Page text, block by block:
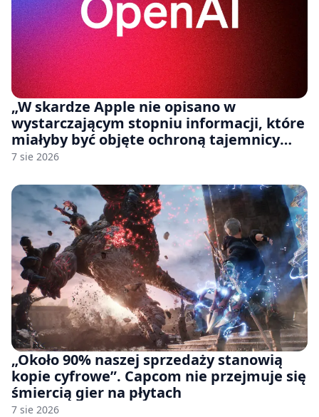
„W skardze Apple nie opisano w
wystarczającym stopniu informacji, które
miałyby być objęte ochroną tajemnicy
handlowej”. OpenAI żąda odrzucenia
7 sie 2026
„Około 90% naszej sprzedaży stanowią
kopie cyfrowe”. Capcom nie przejmuje się
śmiercią gier na płytach
7 sie 2026